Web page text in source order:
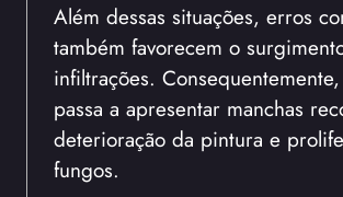
Além dessas situações, erros
também favorecem o
infiltrações.
passa a apresentar manchas
deterioração da pintura e
fungos.